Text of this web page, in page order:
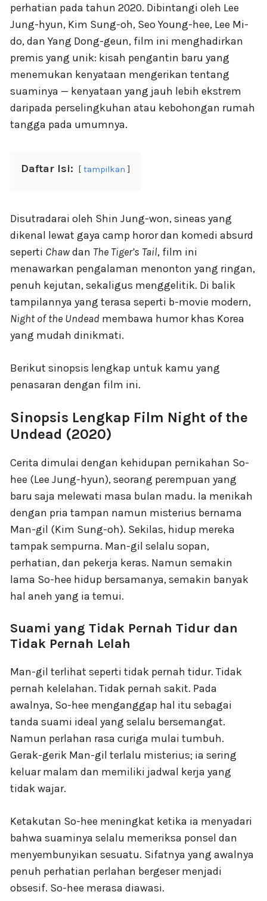
perhatian pada tahun 2020. Dibintangi oleh Lee
Jung-hyun, Kim Sung-oh, Seo Young-hee, Lee Mi-
do, dan Yang Dong-geun, film ini menghadirkan
premis yang unik: kisah pengantin baru yang
menemukan kenyataan mengerikan tentang
suaminya — kenyataan yang jauh lebih ekstrem
daripada perselingkuhan atau kebohongan rumah
tangga pada umumnya.
Daftar Isi: tampilkan
Disutradarai oleh Shin Jung-won, sineas yang
dikenal lewat gaya camp horor dan komedi absurd
seperti Chawdan The Tiger’s Tail, film ini
menawarkan pengalaman menonton yang ringan,
penuh kejutan, sekaligus menggelitik. Di balik
tampilannya yang terasa seperti b-movie modern,
Night of the Undead membawa humor khas Korea
yang mudah dinikmati.
Berikut sinopsis lengkap untuk kamu yang
penasaran dengan film ini.
Sinopsis Lengkap Film Night of the
Undead (2020)
Cerita dimulai dengan kehidupan pernikahan So-
hee (Lee Jung-hyun), seorang perempuan yang
baru saja melewati masa bulan madu. Ia menikah
dengan pria tampan namun misterius bernama
Man-gil (Kim Sung-oh). Sekilas, hidup mereka
tampak sempurna. Man-gil selalu sopan,
perhatian, dan pekerja keras. Namun semakin
lama So-hee hidup bersamanya, semakin banyak
hal aneh yang ia temui.
Suami yang Tidak Pernah Tidur dan
Tidak Pernah Lelah
Man-gil terlihat seperti tidak pernah tidur. Tidak
pernah kelelahan. Tidak pernah sakit. Pada
awalnya, So-hee menganggap hal itu sebagai
tanda suami ideal yang selalu bersemangat.
Namun perlahan rasa curiga mulai tumbuh.
Gerak-gerik Man-gil terlalu misterius; ia sering
keluar malam dan memiliki jadwal kerja yang
tidak wajar.
Ketakutan So-hee meningkat ketika ia menyadari
bahwa suaminya selalu memeriksa ponsel dan
menyembunyikan sesuatu. Sifatnya yang awalnya
penuh perhatian perlahan bergeser menjadi
obsesif. So-hee merasa diawasi.